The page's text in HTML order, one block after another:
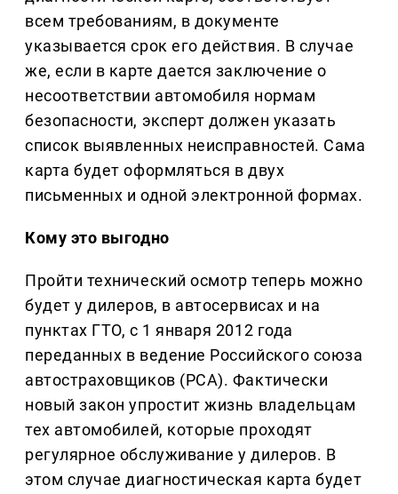
всем требованиям, в документе
указывается срок его действия. В случае
же, если в карте дается заключение о
несоответствии автомобиля нормам
безопасности, эксперт должен указать
список выявленных неисправностей. Сама
карта будет оформляться в двух
письменных и одной электронной формах.
Кому это выгодно
Пройти технический осмотр теперь можно
будет у дилеров, в автосервисах и на
пунктах ГТО, с 1 января 2012 года
переданных в ведение Российского союза
автостраховщиков (РСА). Фактически
новый закон упростит жизнь владельцам
тех автомобилей, которые проходят
регулярное обслуживание у дилеров. В
этом случае диагностическая карта будет